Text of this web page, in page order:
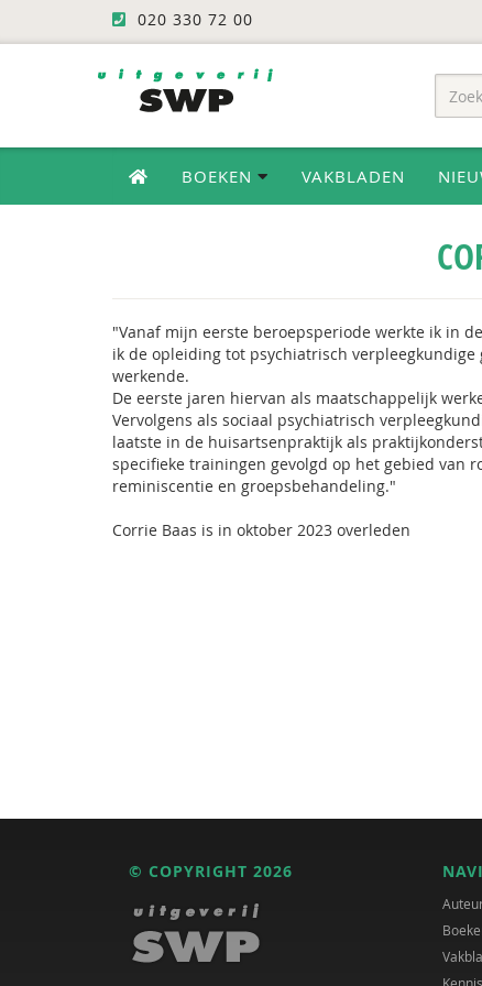
020 330 72 00
BOEKEN VAKBLADEN
"Vanaf mijn eerste beroepsperiode werkte ik in
ik de opleiding tot psychiatrisch
werkende.
De eerste jaren hiervan als maatschappelijk
Vervolgens als sociaal psychiatrisch
laatste in de huisartsenpraktijk als
specifieke trainingen gevolgd op het gebied van
reminiscentie en groepsbehandeling."
Corrie Baas is in oktober 2023 overleden
© COPYRIGHT 2026